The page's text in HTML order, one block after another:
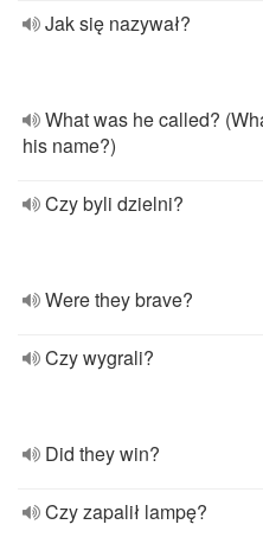
Jak się nazywał?
What was he called?
his name?)
Czy byli dzielni?
Were they brave?
Czy wygrali?
Did they win?
Czy zapalił lampę?